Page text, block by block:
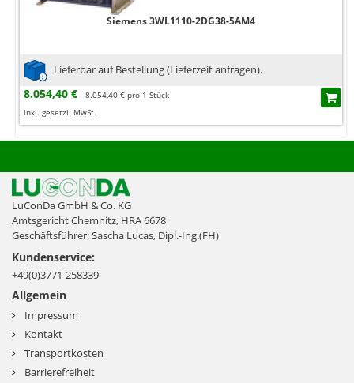
Siemens 3WL1110-2DG38-5AM4
Lieferbar auf Bestellung (Lieferzeit anfragen).
8.054,40 €
8.054,40 € pro 1 Stück
inkl. gesetzl. MwSt.
LuConDa GmbH & Co. KG
Amtsgericht Chemnitz, HRA 6678
Geschäftsführer: Sascha Lucas, Dipl.-Ing.(FH)
Kundenservice:
+49(0)3771-258339
Allgemein
Impressum
Kontakt
Transportkosten
Barrierefreiheit